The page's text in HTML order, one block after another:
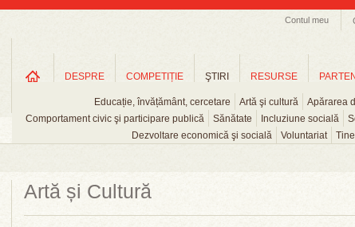
Contul meu
DESPRE COMPETIȚIE ŞTIRI
Educație, învățământ, cercetare Artă şi cultură
Apărarea
Comportament civic şi participare publică
Sănătate Incluziune socială
Dezvoltare economică şi socială
Voluntariat
RESURSE
Artă și Cultură